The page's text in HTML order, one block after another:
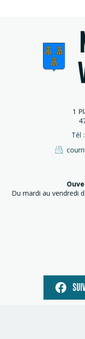
1
Tél
Du mardi au vendredi